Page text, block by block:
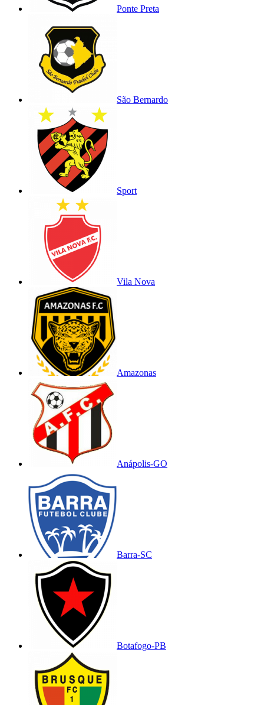
Ponte Preta
São Bernardo
Sport
Vila Nova
Amazonas
Anápolis-GO
Barra-SC
Botafogo-PB